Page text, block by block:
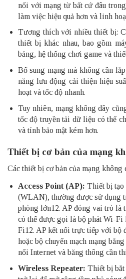
nối với mạng từ bất cứ đâu
làm việc hiệu quả hơn và linh
Tương thích với nhiều thiết bị:
thiết bị khác nhau, bao gồm
bảng, hệ thống chơi game và
Bổ sung mạng mà không cần
năng lưu động cải thiện hiệu
hoạt và tốc độ nhanh.
Tuy nhiên, mạng không dây
tốc độ truyền tải dữ liệu có thể
và tính bảo mật kém hơn.
Thiết bị cơ bản của mạng
Các thiết bị cơ bản của mạng không
Access Point (AP): Thiết bị tạo
(WLAN), thường được sử dụng
phòng lớn12. AP đóng vai trò là
có thể được gọi là bộ phát Wi-Fi
Fi12. AP kết nối trực tiếp với bộ
hoặcbộ chuyển mạch mạng
nối Internet và băng thông cần
Wireless Repeater: Thiết bị bắt